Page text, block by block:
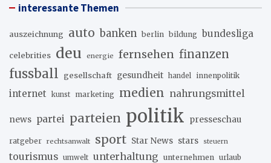
interessante Themen
auszeichnung auto banken berlin bildung bundesliga
celebrities deu energie fernsehen finanzen
fussball gesellschaft gesundheit handel innenpolitik
internet kunst marketing medien nahrungsmittel
news partei parteien politik presseschau
ratgeber rechtsanwalt sport Star News stars steuern
tourismus umwelt unterhaltung unternehmen urlaub